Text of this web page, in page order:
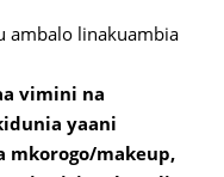
ambalo linakuambia
vimini na
yaani
mkorogo/makeup,